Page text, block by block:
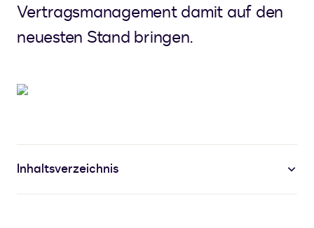
Vertragsmanagement damit auf den
neuesten Stand bringen.
Inhaltsverzeichnis